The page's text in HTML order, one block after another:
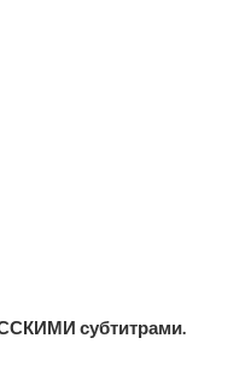
субтитрами.